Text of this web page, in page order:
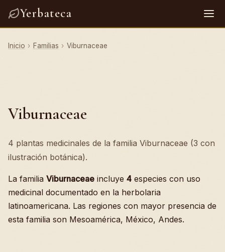
Yerbateca
Inicio › Familias › Viburnaceae
Viburnaceae
4 plantas medicinales de la familia Viburnaceae (3 con
ilustración botánica).
La familia Viburnaceae incluye 4 especies con uso
medicinal documentado en la herbolaria
latinoamericana. Las regiones con mayor presencia de
esta familia son Mesoamérica, México, Andes.